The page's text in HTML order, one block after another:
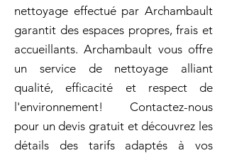
nettoyage effectué par Archambault
garantit des espaces propres, frais et
accueillants. Archambault vous offre
un service de nettoyage alliant
qualité, efficacité et respect de
l'environnement! Contactez-nous
pour un devis gratuit et découvrez les
détails des tarifs adaptés à vos